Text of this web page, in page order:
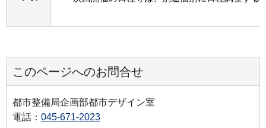
このページへのお問合せ
都市整備局企画部都市デザイン室
電話： 045-671-2023